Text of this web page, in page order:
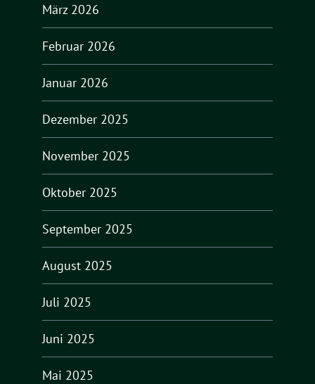
März 2026
Februar 2026
Januar 2026
Dezember 2025
November 2025
Oktober 2025
September 2025
August 2025
Juli 2025
Juni 2025
Mai 2025